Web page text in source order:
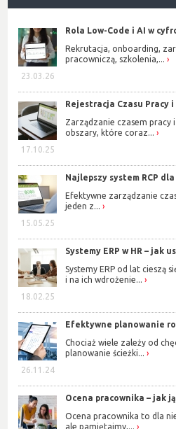
23.03.26
Rola Low-Code i AI w
Rekrutacja, onboarding,
pracowniczą, szkolenia,...
17.10.25
Rejestracja Czasu Pracy
Zarządzanie czasem pracy
obszary, które coraz...
15.05.25
Najlepszy system RCP
Efektywne zarządzanie
jeden z...
18.02.25
Systemy ERP w HR – jak
Systemy ERP od lat cieszą
i na ich wdrożenie...
26.11.24
Efektywne planowanie
Chociaż wiele zależy od
planowanie ścieżki...
Ocena pracownika – jak
Ocena pracownika to dla
ale pamiętajmy,...